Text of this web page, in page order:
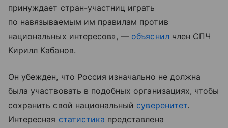
принуждает стран-участниц играть
по навязываемым им правилам против
национальных интересов», — объяснилчлен СПЧ
Кирилл Кабанов.
Он убежден, что Россия изначально не должна
была участвовать в подобных организациях, чтобы
сохранить свой национальный суверенитет.
Интересная статистика представлена